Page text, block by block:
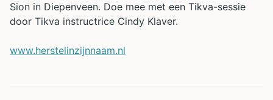
Sion in Diepenveen. Doe mee met een Tikva-sessie
door Tikva instructrice Cindy Klaver.
www.herstelinzijnnaam.nl